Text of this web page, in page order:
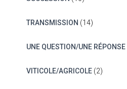
TRANSMISSION (14)
UNE QUESTION/UNE RÉPONSE
VITICOLE/AGRICOLE(2)